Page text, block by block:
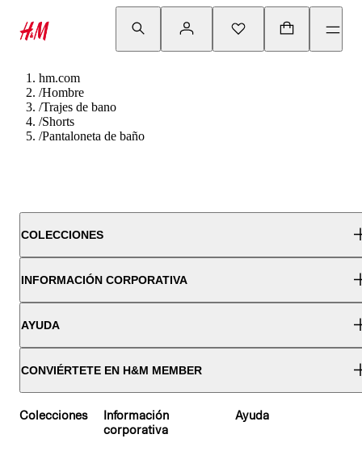
hm.com
/Hombre
/Trajes de bano
/Shorts
/Pantaloneta de baño
COLECCIONES
INFORMACIÓN CORPORATIVA
AYUDA
CONVIÉRTETE EN H&M MEMBER
Colecciones
Información
corporativa
Ayuda